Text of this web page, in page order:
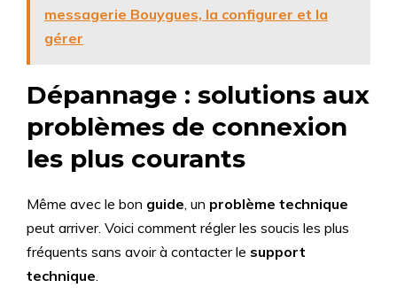
messagerie Bouygues, la configurer et la
gérer
Dépannage : solutions aux
problèmes de connexion
les plus courants
Même avec le bon guide, un problème technique
peut arriver. Voici comment régler les soucis les plus
fréquents sans avoir à contacter le support
technique.